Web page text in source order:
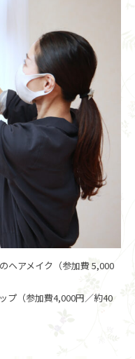
ヘアメイク（参加費 5,000
プ（参加費4,000円／約40